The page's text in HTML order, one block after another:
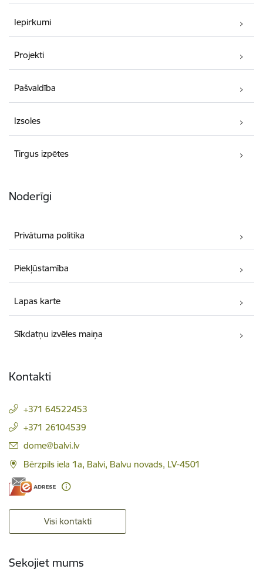
Iepirkumi
Projekti
Pašvaldība
Izsoles
Tirgus izpētes
Noderīgi
Privātuma politika
Piekļūstamība
Lapas karte
Sīkdatņu izvēles maiņa
Kontakti
+371 64522453
+371 26104539
E-pasts:
dome@balvi.lv
Bērzpils iela 1a, Balvi, Balvu novads, LV-4501
Visi kontakti
Sekojiet mums